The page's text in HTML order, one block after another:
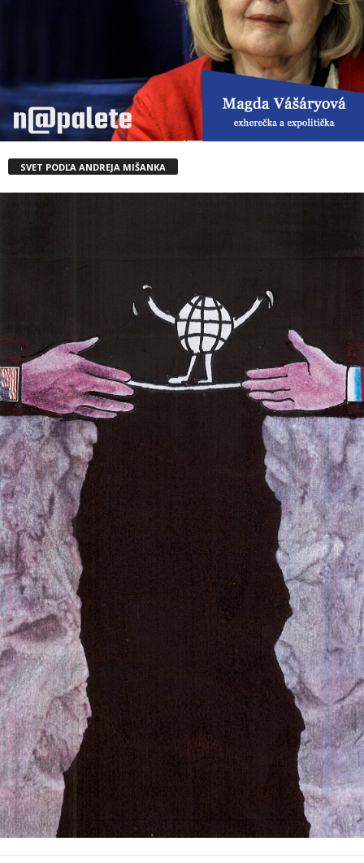
SVET PODĽA ANDREJA MIŠANKA